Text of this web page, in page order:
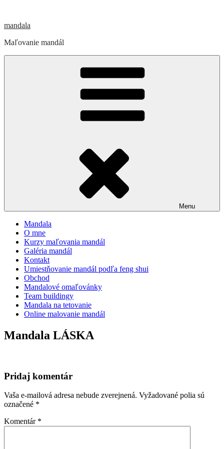
obsah
mandala
Maľovanie mandál
Menu
Mandala
O mne
Kurzy maľovania mandál
Galéria mandál
Kontakt
Umiestňovanie mandál podľa feng shui
Obchod
Mandalové omaľovánky
Team buildingy
Mandala na tetovanie
Online malovanie mandál
Mandala LÁSKA
Pridaj komentár
Vaša e-mailová adresa nebude zverejnená. Vyžadované polia sú
označené *
Komentár *